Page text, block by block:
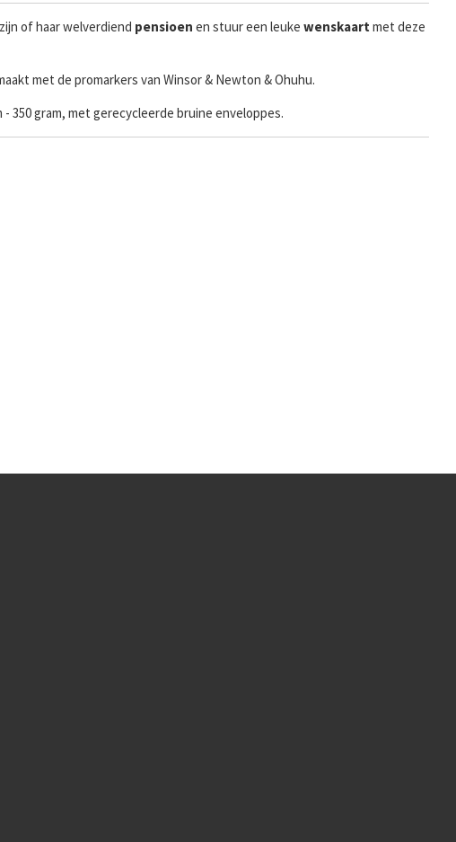
of haar welverdiend pensioen en stuur een leuke wenskaart met deze
met de promarkers van Winsor & Newton & Ohuhu.
- 350 gram, met gerecycleerde bruine enveloppes.